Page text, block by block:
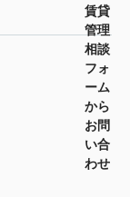
賃貸
管理
相談
フォ
ーム
から
お問
い合
わせ